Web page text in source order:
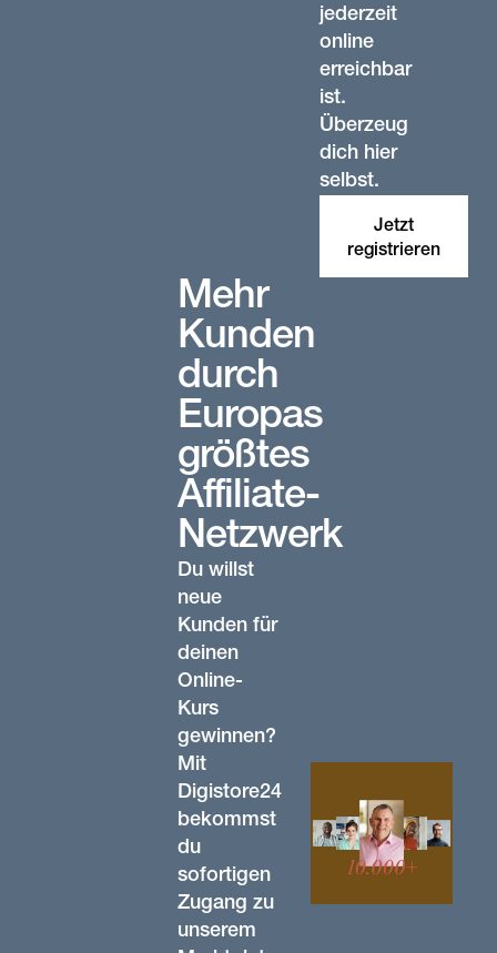
jederzeit
online
erreichbar
ist.
Überzeug
dich hier
selbst.
Jetzt
registrieren
Mehr
Kunden
durch
Europas
größtes
Affiliate-
Netzwerk
Du willst
neue
Kunden für
deinen
Online-
Kurs
gewinnen?
Mit
Digistore24
bekommst
du
sofortigen
Zugang zu
unserem